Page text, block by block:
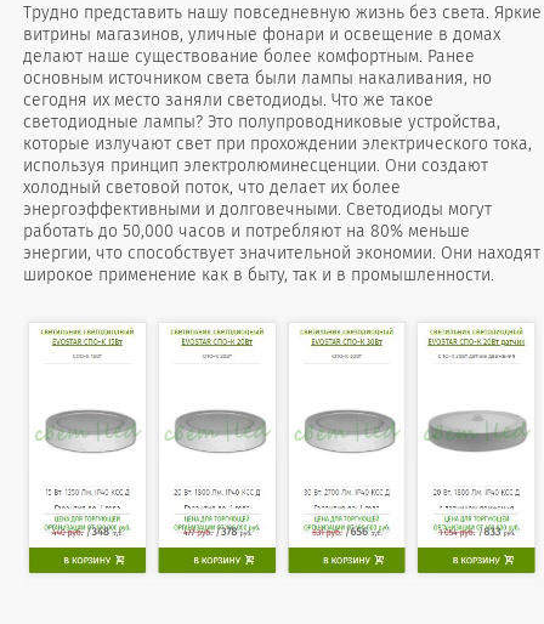
Трудно представить нашу повседневную жизнь без света. Яркие
витрины магазинов, уличные фонари и освещение в домах
делают наше существование более комфортным. Ранее
основным источником света были лампы накаливания, но
сегодня их место заняли светодиоды. Что же такое
светодиодные лампы? Это полупроводниковые устройства,
которые излучают свет при прохождении электрического тока,
используя принцип электролюминесценции. Они создают
холодный световой поток, что делает их более
энергоэффективными и долговечными. Светодиоды могут
работать до 50,000 часов и потребляют на 80% меньше
энергии, что способствует значительной экономии. Они находят
широкое применение как в быту, так и в промышленности.